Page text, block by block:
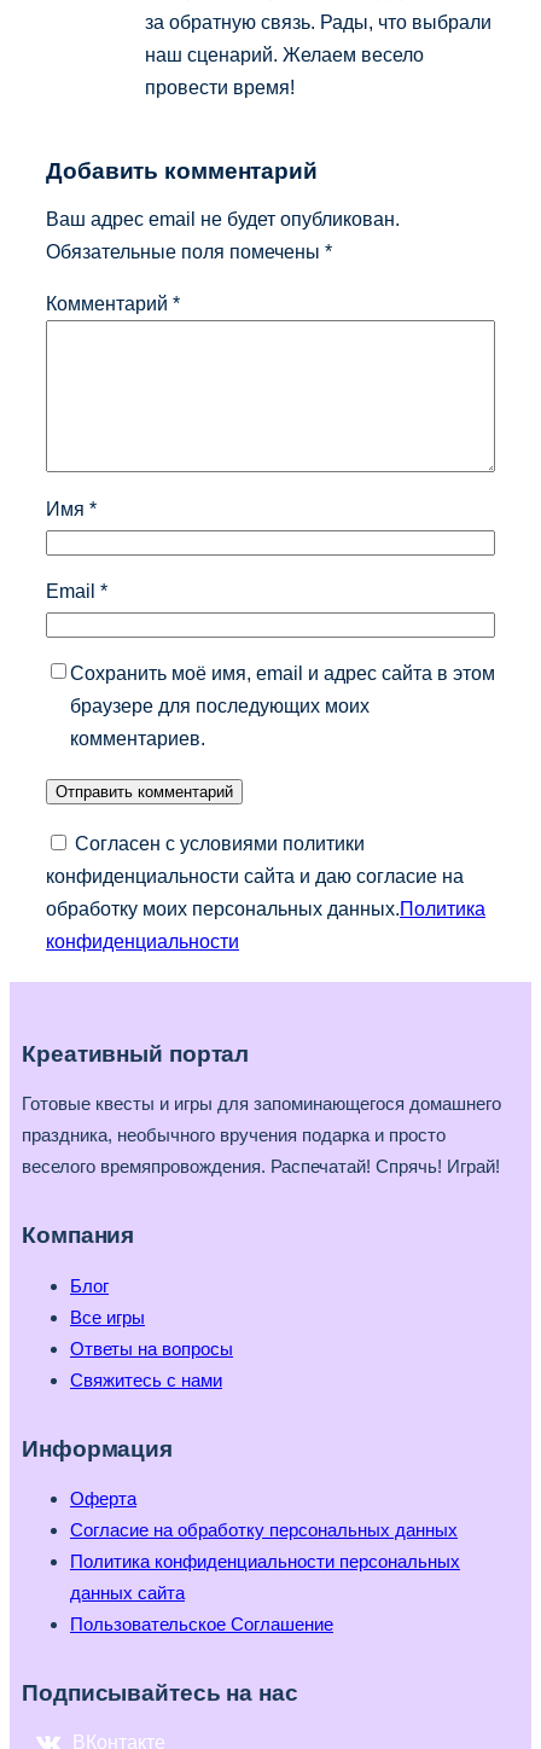
за обратную связь. Рады, что выбрали
наш сценарий. Желаем весело
провести время!
Добавить комментарий
Ваш адрес email не будет опубликован.
Обязательные поля помечены *
Комментарий *
Имя *
Email *
Сохранить моё имя, email и адрес сайта в этом
браузере для последующих моих
комментариев.
Согласен с условиями политики
конфиденциальности сайта и даю согласие на
обработку моих персональных данных.Политика
конфиденциальности
Креативный портал
Готовые квесты и игры для запоминающегося домашнего
праздника, необычного вручения подарка и просто
веселого времяпровождения. Распечатай! Спрячь! Играй!
Компания
Блог
Все игры
Ответы на вопросы
Свяжитесь с нами
Информация
Оферта
Согласие на обработку персональных данных
Политика конфиденциальности персональных
данных сайта
Пользовательское Соглашение
Подписывайтесь на нас
ВКонтакте